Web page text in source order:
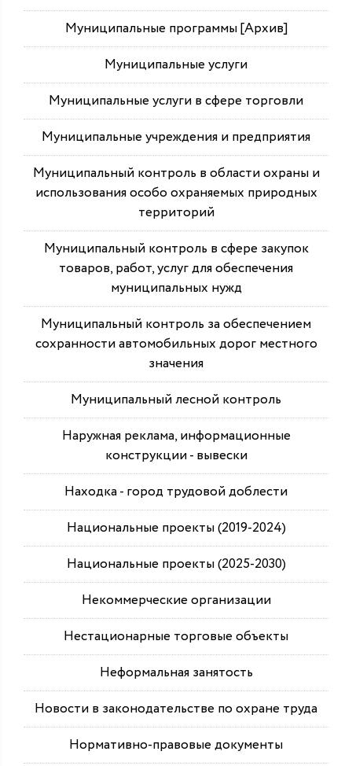
Муниципальные программы [Архив]
Муниципальные услуги
Муниципальные услуги в сфере торговли
Муниципальные учреждения и предприятия
Муниципальный контроль в области охраны и
использования особо охраняемых природных
территорий
Муниципальный контроль в сфере закупок
товаров, работ, услуг для обеспечения
муниципальных нужд
Муниципальный контроль за обеспечением
сохранности автомобильных дорог местного
значения
Муниципальный лесной контроль
Наружная реклама, информационные
конструкции - вывески
Находка - город трудовой доблести
Национальные проекты (2019-2024)
Национальные проекты (2025-2030)
Некоммерческие организации
Нестационарные торговые объекты
Неформальная занятость
Новости в законодательстве по охране труда
Нормативно-правовые документы